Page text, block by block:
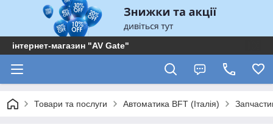
інтернет-магазин "AV Gate"
Товари та послуги Автоматика BFT (Італія)